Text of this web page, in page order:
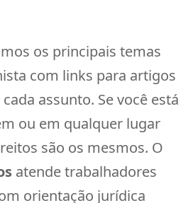
os principais temas
com links para artigos
assunto. Se você está
ou em qualquer lugar
são os mesmos. O
atende trabalhadores
orientação jurídica